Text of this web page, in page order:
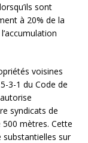
sont
à 20% de la
voisines
3-1 du Code de
syndicats de
mètres. Cette
substantielles sur